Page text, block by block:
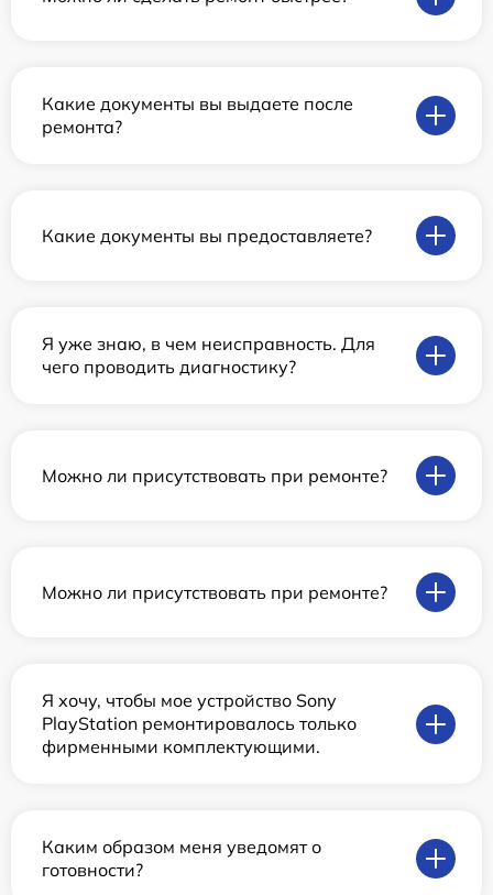
Какие документы вы выдаете после
ремонта?
Какие документы вы предоставляете?
Я уже знаю, в чем неисправность. Для
чего проводить диагностику?
Можно ли присутствовать при ремонте?
Можно ли присутствовать при ремонте?
Я хочу, чтобы мое устройство Sony
PlayStation ремонтировалось только
фирменными комплектующими.
Каким образом меня уведомят о
готовности?